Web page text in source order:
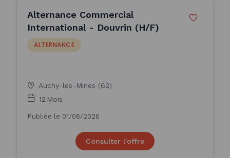
Alternance Commercial
International - Douvrin (H/F)
ALTERNANCE
Auchy-les-Mines (62)
12 Mois
Publiée le 01/06/2026
Consulter l'offre